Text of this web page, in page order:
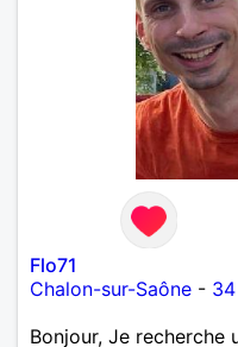
Flo71
Chalon-sur-Saône -
Bonjour, Je recherche